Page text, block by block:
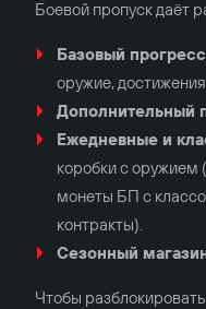
Боевой пропуск даёт
Базовый прогресс
оружие,
Дополнительный
Ежедневные и
коробки с оружием
монеты БП с
контракты).
Сезонный
Чтобы